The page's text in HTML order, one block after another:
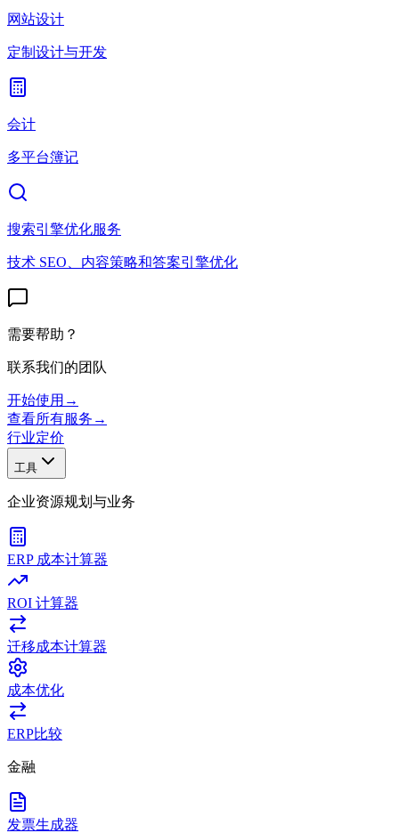
网站设计
定制设计与开发
会计
多平台簿记
搜索引擎优化服务
技术 SEO、内容策略和答案引擎优化
需要帮助？
联系我们的团队
开始使用 →
查看所有服务 →
行业定价
工具
企业资源规划与业务
ERP 成本计算器
ROI 计算器
迁移成本计算器
成本优化
ERP比较
金融
发票生成器